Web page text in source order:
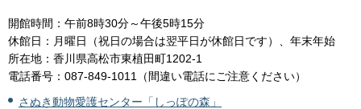
開館時間：午前8時30分～午後5時15分
休館日：月曜日（祝日の場合は翌平日が休館日です）、年末年始
所在地：香川県高松市東植田町1202-1
電話番号：087-849-1011（間違い電話にご注意ください）
さぬき動物愛護センター「しっぽの森」